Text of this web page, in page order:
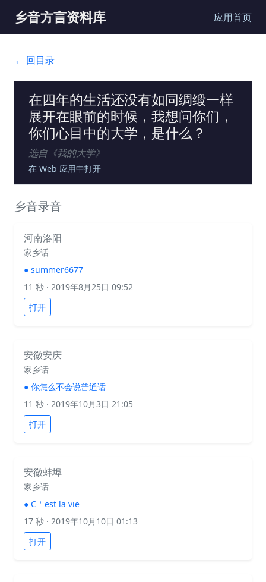
乡音方言资料库 应用首页
← 回目录
在四年的生活还没有如同绸缎一样
展开在眼前的时候，我想问你们，
你们心目中的大学，是什么？
选自《我的大学》
在 Web 应用中打开
乡音录音
河南洛阳
家乡话
● summer6677
11 秒 · 2019年8月25日 09:52
打开
安徽安庆
家乡话
● 你怎么不会说普通话
11 秒 · 2019年10月3日 21:05
打开
安徽蚌埠
家乡话
● C＇est la vie
17 秒 · 2019年10月10日 01:13
打开